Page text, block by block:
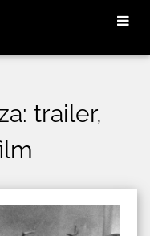
trailer,